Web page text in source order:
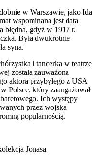
w Warszawie, jako Ida
wspominana jest data
błędna, gdyż w 1917 r.
Była dwukrotnie
syna.
i tancerka w teatrze
została zauważona
aktora przybyłego z USA
Polsce; który zaangażował
Ich występy
przez wojska
popularnością.
Jonasa